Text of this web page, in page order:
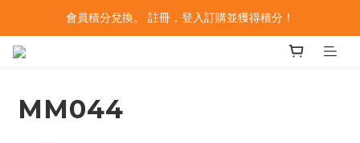
會員積分兌換。 註冊，登入訂購並獲得積分！
MM044